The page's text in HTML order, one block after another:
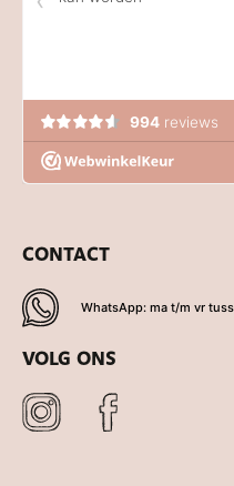
CONTACT
WhatsApp: ma t/m vr
VOLG ONS